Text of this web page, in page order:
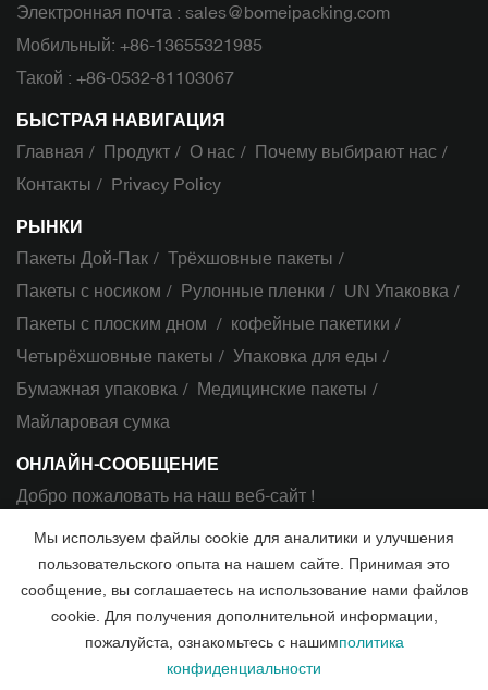
Электронная почта : sales@bomeipacking.com
Мобильный: +86-13655321985
Такой : +86-0532-81103067
БЫСТРАЯ НАВИГАЦИЯ
Главная
Продукт О нас
Почему выбирают нас
Контакты
Privacy Policy
РЫНКИ
Пакеты Дой-Пак
Трёхшовные пакеты
Пакеты с носиком
Рулонные пленки
UN Упаковка
Пакеты с плоским дном
кофейные пакетики
Четырёхшовные пакеты
Упаковка для еды
Бумажная упаковка
Медицинские пакеты
Майларовая сумка
ОНЛАЙН-СООБЩЕНИЕ
Добро пожаловать на наш веб-сайт !
Свяжитесь с нами
Авторские права ©2022 Qingdao Bomei Packaging Products Co.,
Ltd. Все права защищены.
Мы используем файлы cookie для аналитики и улучшения
пользовательского опыта на нашем сайте. Принимая это
сообщение, вы соглашаетесь на использование нами файлов
cookie. Для получения дополнительной информации,
пожалуйста, ознакомьтесь с нашимполитика
конфиденциальности